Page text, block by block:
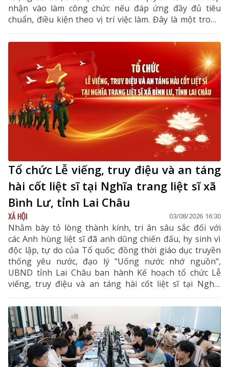
nhận vào làm công chức nếu đáp ứng đầy đủ tiêu
chuẩn, điều kiện theo vị trí việc làm. Đây là một trong
những điểm mới đáng chú ý nhằm bổ sung, thu hút
nguồn nhân lực chất lượng cao vào khu vực công.
Tổ chức Lễ viếng, truy điệu và an táng
hài cốt liệt sĩ tại Nghĩa trang liệt sĩ xã
Bình Lư, tỉnh Lai Châu
XÃ HỘI 03/08/2026 16:30
Nhằm bày tỏ lòng thành kính, tri ân sâu sắc đối với
các Anh hùng liệt sĩ đã anh dũng chiến đấu, hy sinh vì
độc lập, tự do của Tổ quốc; đồng thời giáo dục truyền
thống yêu nước, đạo lý "Uống nước nhớ nguồn",
UBND tỉnh Lai Châu ban hành Kế hoạch tổ chức Lễ
viếng, truy điệu và an táng hài cốt liệt sĩ tại Nghĩa
trang liệt sĩ xã Bình Lư. Bộ Chỉ huy Quân sự tỉnh là
đơn vị chủ trì, phối hợp với các sở, ngành, địa phương
triển khai các nội dung, bảo đảm buổi lễ được tổ chức
trang nghiêm, trọng thể, đúng nghi thức.